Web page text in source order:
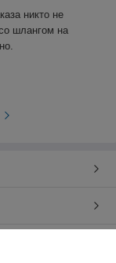
никто не
шлангом на